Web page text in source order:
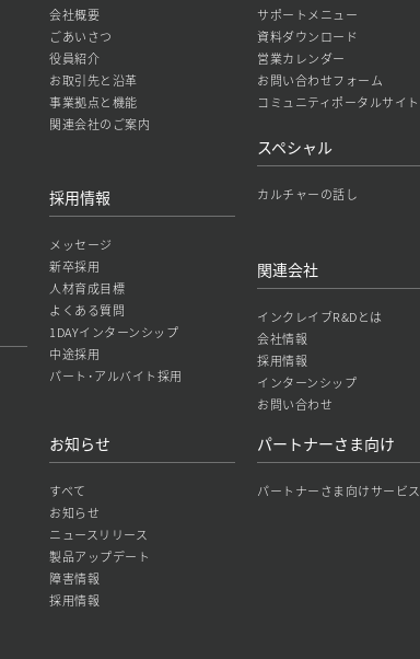
会社概要
ごあいさつ
役員紹介
お取引先と沿革
事業拠点と機能
関連会社のご案内
採用情報
メッセージ
新卒採用
人材育成目標
よくある質問
1DAYインターンシップ
中途採用
パート･アルバイト採用
お知らせ
すべて
お知らせ
ニュースリリース
製品アップデート
障害情報
採用情報
サポートメニュー
資料ダウンロード
営業カレンダー
お問い合わせフォーム
コミュニティポータルサイト
スペシャル
カルチャーの話し
関連会社
インクレイブR&Dとは
会社情報
採用情報
インターンシップ
お問い合わせ
パートナーさま向け
パートナーさま向けサービス